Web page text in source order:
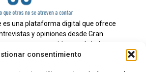
consentimiento
es una plataforma digital que ofrece
y opiniones desde Gran
comprometidos con brindar
y un periodismo independiente a